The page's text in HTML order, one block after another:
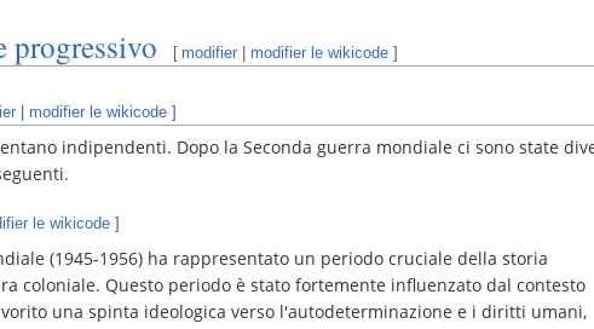
progressivo [ modifier |modifier le wikicode ]
|modifier le wikicode ]
indipendenti. Dopo la Seconda guerra mondiale ci sono state
le wikicode ]
(1945-1956) ha rappresentato un periodo cruciale della storia
coloniale. Questo periodo è stato fortemente influenzato dal contesto
una spinta ideologica verso l'autodeterminazione e i diritti umani,